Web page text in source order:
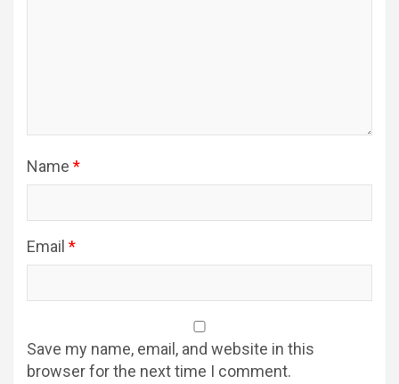
Name *
Email *
Save my name, email, and website in this
browser for the next time I comment.